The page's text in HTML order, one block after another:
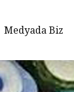
Medyada Biz